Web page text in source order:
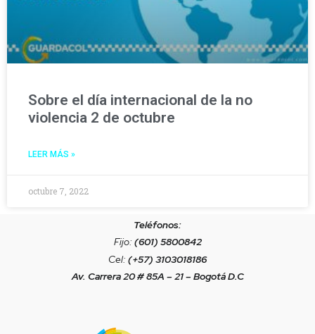
Sobre el día internacional de la no
violencia 2 de octubre
LEER MÁS »
octubre 7, 2022
Teléfonos:
Fijo: (601) 5800842
Cel: (+57) 3103018186
Av. Carrera 20 # 85A – 21 – Bogotá D.C